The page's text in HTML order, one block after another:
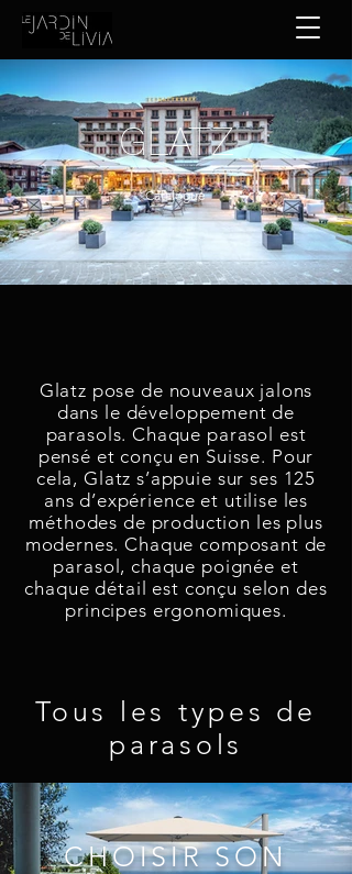
GLATZ
Catalogue
Glatz pose de nouveaux jalons
dans le développement de
parasols. Chaque parasol est
pensé et conçu en Suisse. Pour
cela, Glatz s’appuie sur ses 125
ans d’expérience et utilise les
méthodes de production les plus
modernes. Chaque composant de
parasol, chaque poignée et
chaque détail est conçu selon des
principes ergonomiques.
Tous les types de
parasols
CHOISIR SON